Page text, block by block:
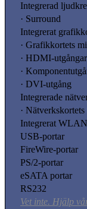
Integrerad
· Surround
Integrerat
· Grafikkortets
· HDMI-utgångar
·
· DVI-utgång
Integrerade
·
Integrerat WLAN
USB-portar
FireWire-portar
PS/2-portar
eSATA portar
RS232
Vet inte. Hjälp